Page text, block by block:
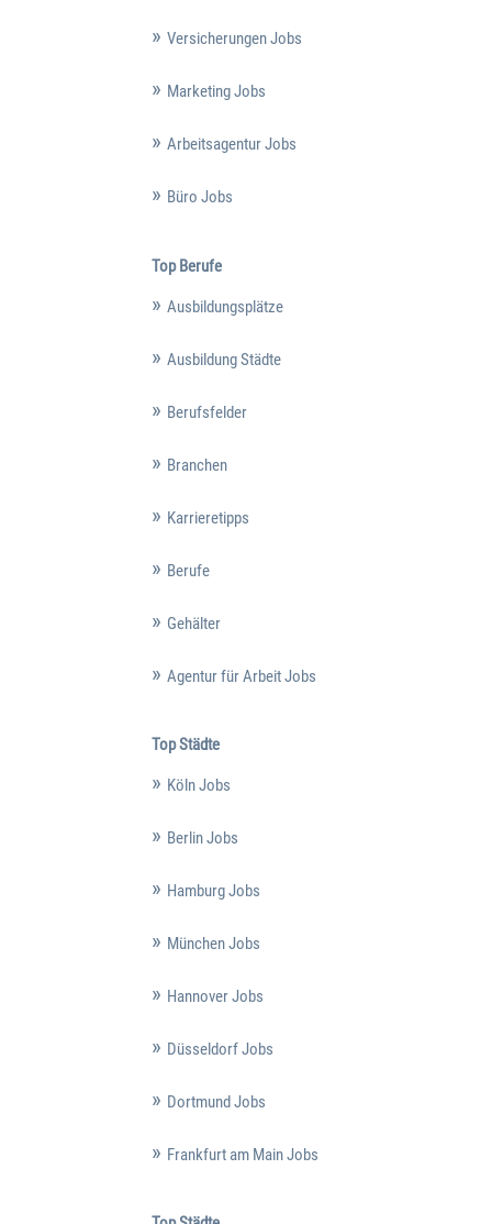
Versicherungen Jobs
Marketing Jobs
Arbeitsagentur Jobs
Büro Jobs
Top Berufe
Ausbildungsplätze
Ausbildung Städte
Berufsfelder
Branchen
Karrieretipps
Berufe
Gehälter
Agentur für Arbeit Jobs
Top Städte
Köln Jobs
Berlin Jobs
Hamburg Jobs
München Jobs
Hannover Jobs
Düsseldorf Jobs
Dortmund Jobs
Frankfurt am Main Jobs